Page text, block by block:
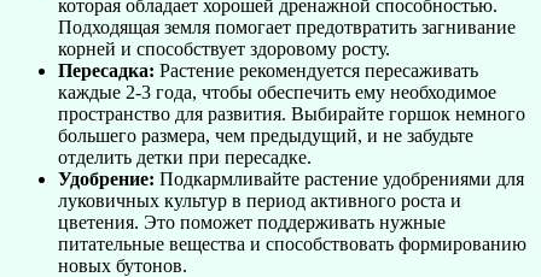
которая обладает хорошей дренажной способностью.
Подходящая земля помогает предотвратить загнивание
корней и способствует здоровому росту.
Пересадка: Растение рекомендуется пересаживать
каждые 2-3 года, чтобы обеспечить ему необходимое
пространство для развития. Выбирайте горшок немного
большего размера, чем предыдущий, и не забудьте
отделить детки при пересадке.
Удобрение: Подкармливайте растение удобрениями для
луковичных культур в период активного роста и
цветения. Это поможет поддерживать нужные
питательные вещества и способствовать формированию
новых бутонов.